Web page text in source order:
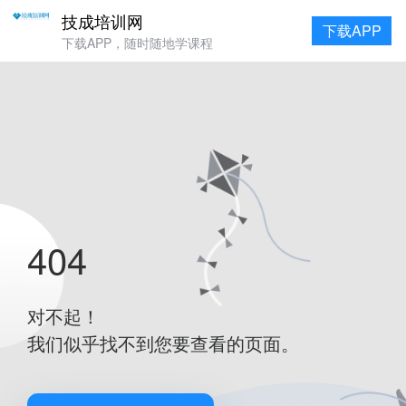
技成培训网
下载APP，随时随地学课程
下载APP
404
对不起！
我们似乎找不到您要查看的页面。